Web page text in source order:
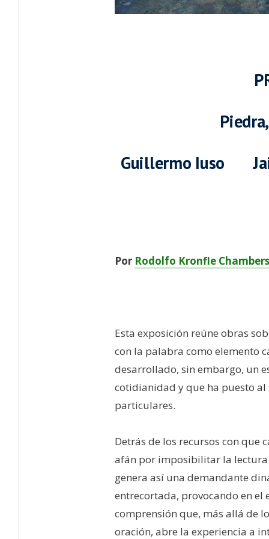
Guillermo Iuso
Por Rodolfo Kronfle Chambers
Esta exposición reúne obras
con la palabra como elemento
desarrollado, sin embargo, un
cotidianidad y que ha puesto
particulares.
Detrás de los recursos con que
afán por imposibilitar la lectura
genera así una demandante
entrecortada, provocando en
comprensión que, más allá de
oración, abre la experiencia a